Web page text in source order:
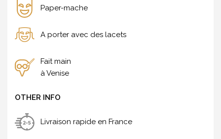
Paper-mache
A porter avec des lacets
Fait main
à Venise
OTHER INFO
Livraison rapide en France